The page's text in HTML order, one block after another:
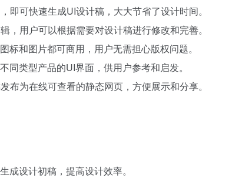
即可快速生成UI设计稿，大大节省了设计时间。
，用户可以根据需要对设计稿进行修改和完善。
和图片都可商用，用户无需担心版权问题。
类型产品的UI界面，供用户参考和启发。
布为在线可查看的静态网页，方便展示和分享。
成设计初稿，提高设计效率。